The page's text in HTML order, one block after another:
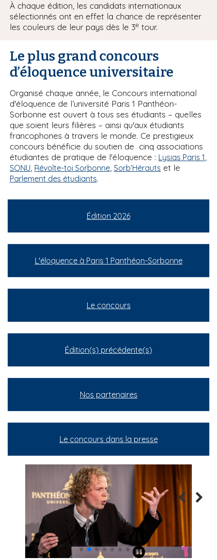
À chaque édition, les candidats internationaux
sélectionnés ont en effet la chance de représenter
les couleurs de leur pays dès le 3e tour.
Le plus grand concours
d’éloquence universitaire
Organisé chaque année, le Concours international
d'éloquence de l’université Paris 1 Panthéon-
Sorbonne est ouvert à tous ses étudiants – quelles
que soient leurs filières – ainsi qu'aux étudiants
francophones à travers le monde. Ce prestigieux
concours bénéficie du soutien de cinq associations
étudiantes de pratique de l'éloquence : Lysias Paris 1
SONU Révolte-toi Sorbonne Sorb’Hérauts et le
Parlement des étudiants.
Édition 2026
L'éloquence à Paris 1 Panthéon-Sorbonne
Le concours
Édition(s) précédente(s)
Nos partenaires
Le concours dans la presse